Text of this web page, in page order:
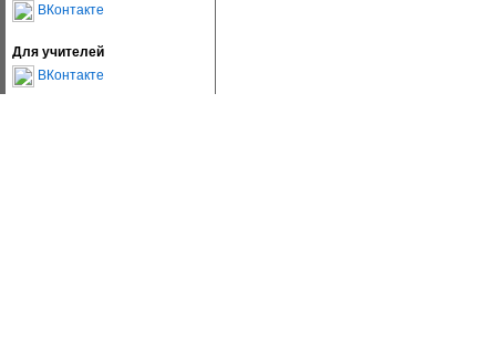
ВКонтакте
Для учителей
ВКонтакте